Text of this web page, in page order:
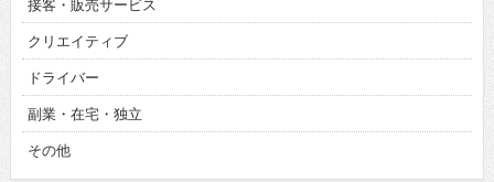
接客・販売サービス
クリエイティブ
ドライバー
副業・在宅・独立
その他